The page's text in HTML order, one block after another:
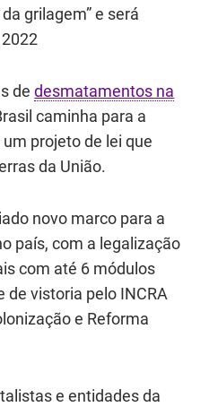
grilagem” e será
dedesmatamentos na
caminha para a
projeto de lei que
da União.
novo marco para a
país, com a legalização
com até 6 módulos
de vistoria pelo INCRA
e Reforma
e entidades da